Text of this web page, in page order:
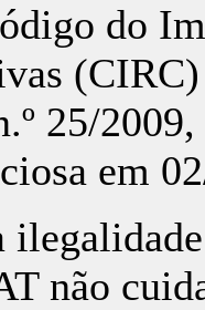
do
25/
em
não